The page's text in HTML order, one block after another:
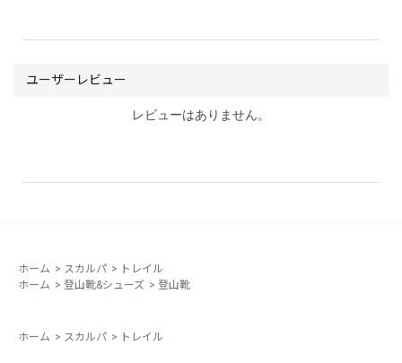
レビューはありません。
ホーム > スカルパ > トレイル
ホーム > 登山靴&シューズ > 登山靴
ホーム > スカルパ > トレイル